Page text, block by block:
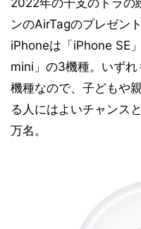
2022年の干支のトラの
ンのAirTagのプレゼン
iPhoneは「iPhone SE
mini」の3機種。いず
機種なので、子どもや
る人にはよいチャンス
万名。